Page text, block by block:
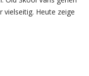
vielseitig. Heute zeige